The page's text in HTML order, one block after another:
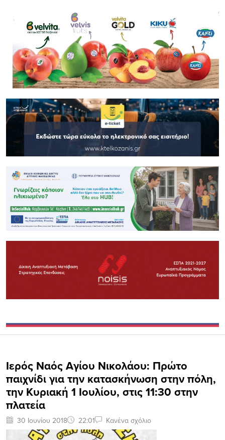
Ιερός Ναός Αγίου Νικολάου: Πρώτο
παιχνίδι για την κατασκήνωση στην πόλη,
την Κυριακή 1 Ιουλίου, στις 11:30 στην
πλατεία
30 Ιουνίου 2018 22:01 Κανένα σχόλιο